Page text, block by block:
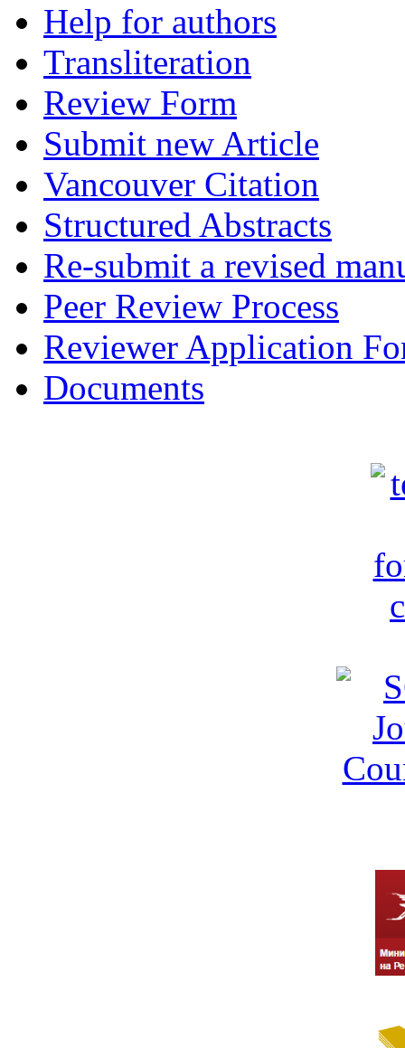
Help for authors
Transliteration
Review Form
Submit new Article
Vancouver Citation
Structured Abstracts
Re-submit a revised
Peer Review Process
Reviewer Application
Documents